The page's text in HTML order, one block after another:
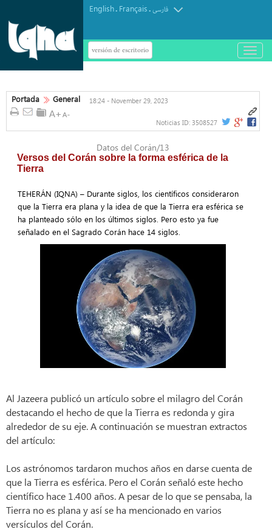
English. Français.فارسی
versión de escritorio
باز
و
Portada General 18:24 - November 29, 2023
Noticias ID: 3508527
Datos del Corán/13
Versos del Corán sobre la forma esférica de la
Tierra
TEHERÁN (IQNA) – Durante siglos, los científicos consideraron
que la Tierra era plana y la idea de que la Tierra era esférica se
ha planteado sólo en los últimos siglos. Pero esto ya fue
señalado en el Sagrado Corán hace 14 siglos.
Al Jazeera publicó un artículo sobre el milagro del Corán
destacando el hecho de que la Tierra es redonda y gira
alrededor de su eje. A continuación se muestran extractos
del artículo:
Los astrónomos tardaron muchos años en darse cuenta de
que la Tierra es esférica. Pero el Corán señaló este hecho
científico hace 1.400 años. A pesar de lo que se pensaba, la
Tierra no es plana y así se ha mencionado en varios
versículos del Corán.